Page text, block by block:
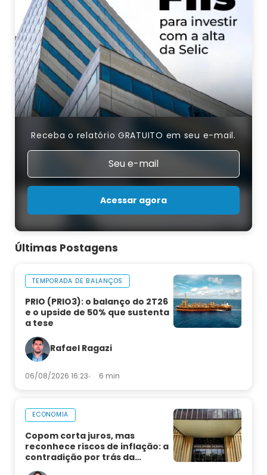
Receba o relatório GRATUITO em seu e-mail.
Acessar agora
Últimas Postagens
TEMPORADA DE BALANÇOS
PRIO (PRIO3): o balanço do 2T26
e o upside de 50% que sustenta
a tese
Rafael Ragazi
06/08/2026 16:23 6 min
ECONOMIA
Copom corta juros, mas
reconhece riscos de inflação: a
contradição por trás da